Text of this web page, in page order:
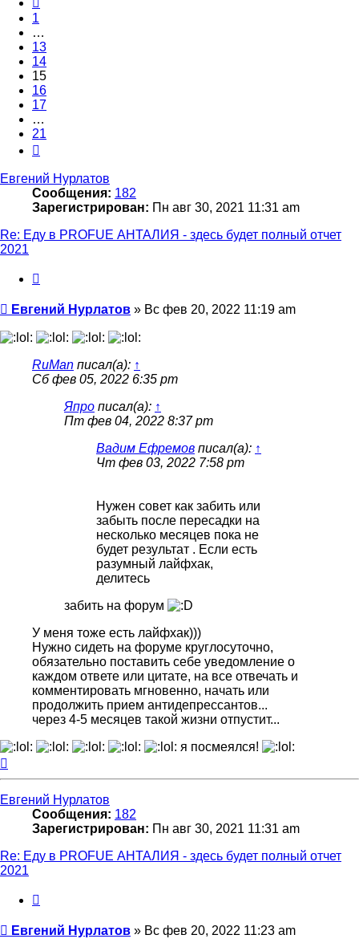
1
…
13
14
15
16
17
…
21
Евгений Нурлатов
Сообщения: 182
Зарегистрирован: Пн авг 30, 2021 11:31 am
Re: Еду в PROFUE АНТАЛИЯ - здесь будет полный отчет
2021
Сообщение
Евгений Нурлатов » Вс фев 20, 2022 11:19 am
RuMan писал(а): ↑
Сб фев 05, 2022 6:35 pm
Япро писал(а): ↑
Пт фев 04, 2022 8:37 pm
Вадим Ефремов писал(а): ↑
Чт фев 03, 2022 7:58 pm
Нужен совет как забить или
забыть после пересадки на
несколько месяцев пока не
будет результат . Если есть
разумный лайфхак,
делитесь
забить на форум
У меня тоже есть лайфхак)))
Нужно сидеть на форуме круглосуточно,
обязательно поставить себе уведомление о
каждом ответе или цитате, на все отвечать и
комментировать мгновенно, начать или
продолжить прием антидепрессантов...
через 4-5 месяцев такой жизни отпустит...
я посмеялся!
Евгений Нурлатов
Сообщения: 182
Зарегистрирован: Пн авг 30, 2021 11:31 am
Re: Еду в PROFUE АНТАЛИЯ - здесь будет полный отчет
2021
Сообщение
Евгений Нурлатов » Вс фев 20, 2022 11:23 am